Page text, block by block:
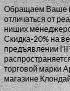
Обращаем Ваше
отличаться от
ниших
Скидка-20% на
предъявлении
торговой марки
магазине